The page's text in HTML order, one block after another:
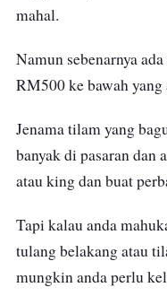
mahal.
Namun sebenarnya
RM500 ke bawah
Jenama tilam yang
banyak di pasaran dan
atau king dan buat
Tapi kalau anda
tulang belakang atau
mungkin anda perlu